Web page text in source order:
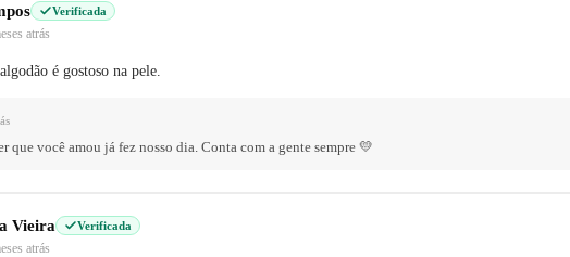
Verificada
atrás
é gostoso na pele.
que você amou já fez nosso dia. Conta com a gente sempre 💛
Vieira Verificada
atrás